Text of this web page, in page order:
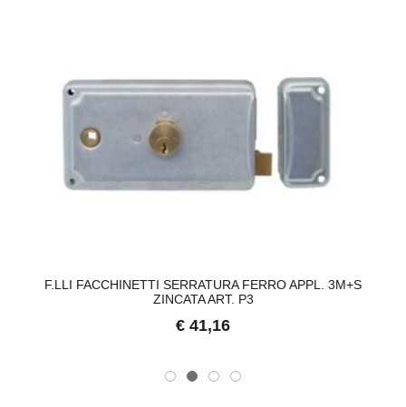
F.LLI FACCHINETTI SERRATURA FERRO APPL. 3M+S
ZINCATA ART. P3
€ 41,16